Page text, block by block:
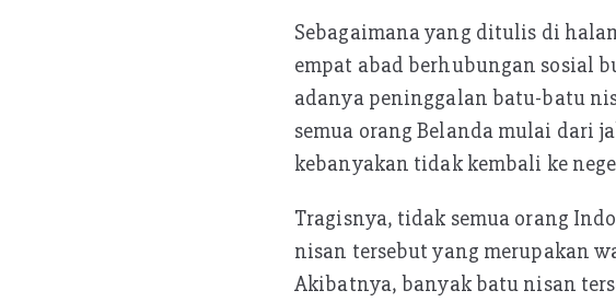
Sebagaimana yang ditulis di
empat abad berhubungan sosial
adanya peninggalan batu-batu
semua orang Belanda mulai dari
kebanyakan tidak kembali ke
Tragisnya, tidak semua orang
nisan tersebut yang merupakan
Akibatnya, banyak batu nisan